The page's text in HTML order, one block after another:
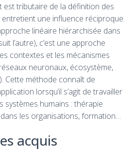
est tributaire de la définition des
une influence réciproque.
linéaire hiérarchisée dans
l’autre), c’est une approche
contextes et les mécanismes
neuronaux, écosystème,
Cette méthode connaît de
lorsqu’il s’agit de travailler
systèmes humains : thérapie
les organisations, formation…
acquis